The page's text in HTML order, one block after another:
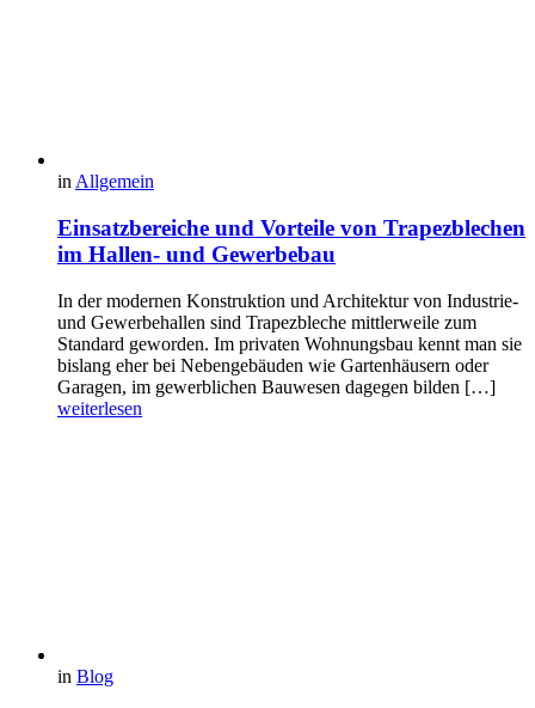
in Allgemein
Einsatzbereiche und Vorteile von Trapezblechen
im Hallen- und Gewerbebau
In der modernen Konstruktion und Architektur von Industrie-
und Gewerbehallen sind Trapezbleche mittlerweile zum
Standard geworden. Im privaten Wohnungsbau kennt man sie
bislang eher bei Nebengebäuden wie Gartenhäusern oder
Garagen, im gewerblichen Bauwesen dagegen bilden […]
weiterlesen
in Blog